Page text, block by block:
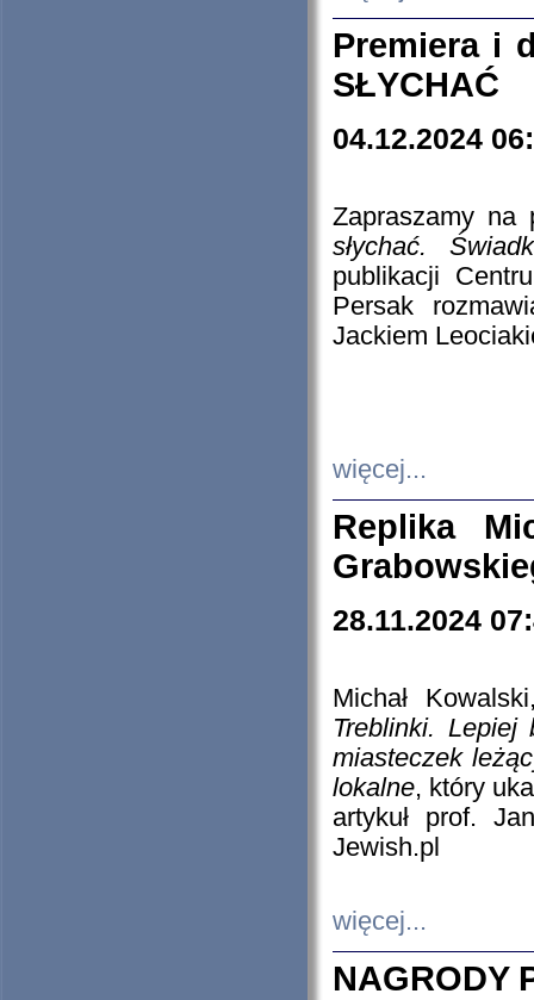
Premiera i
SŁYCHAĆ
04.12.2024
Zapraszamy
słychać.
publikacji
Persak
Jackiem
więcej...
Replika
28.11.2024
Michał
Treblinki. Lepiej
miasteczek
lokalne, który
artykuł prof.
Jewish.pl
więcej...
NAGRODY